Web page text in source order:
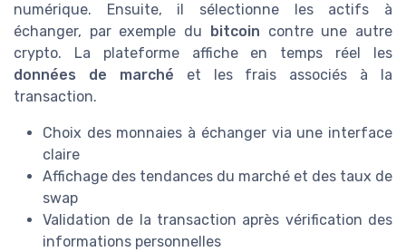
numérique. Ensuite, il sélectionne les actifs à
échanger, par exemple du
bitcoin contre une autre
crypto. La plateforme affiche en temps réel les
données de marché et les frais associés à la
transaction.
Choix des monnaies à échanger via une interface
claire
Affichage des tendances du marché et des taux de
swap
Validation de la transaction après vérification des
informations personnelles